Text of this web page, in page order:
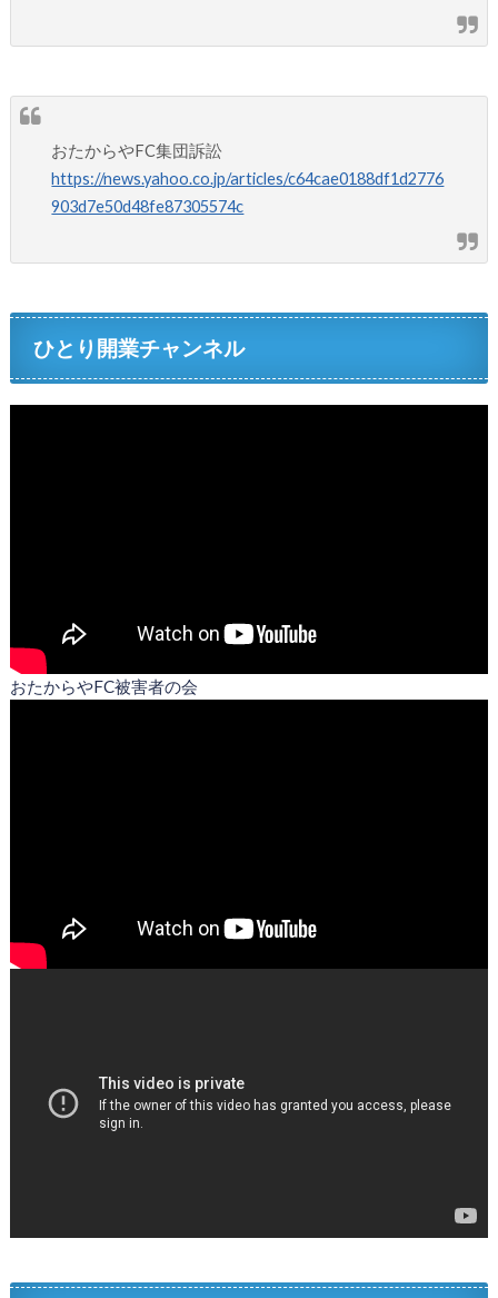
おたからやFC集団訴訟
https://news.yahoo.co.jp/articles/c64cae0188df1d2776
903d7e50d48fe87305574c
ひとり開業チャンネル
おたからやFC被害者の会